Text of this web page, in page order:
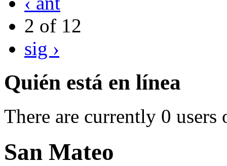
2 of 12
sig ›
Quién está en línea
There are currently 0 users
San Mateo